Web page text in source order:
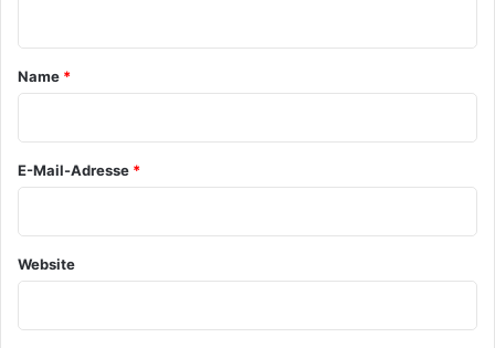
a
*
Name *
E-Mail-Adresse *
Website